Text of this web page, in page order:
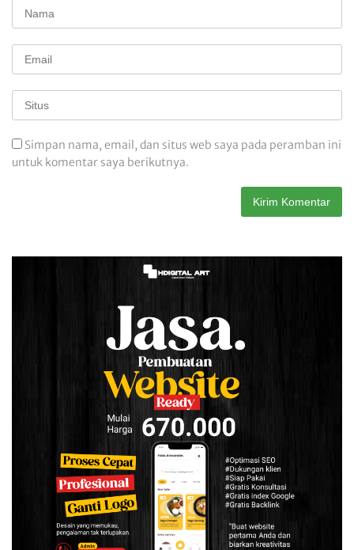
Simpan nama, email, dan situs web saya pada peramban ini
untuk komentar saya berikutnya.